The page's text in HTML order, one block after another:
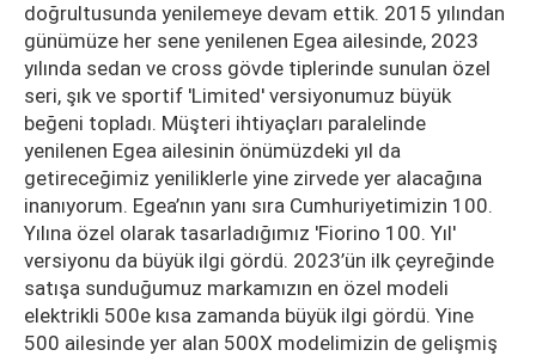
doğrultusunda yenilemeye devam ettik. 2015 yılından
günümüze her sene yenilenen Egea ailesinde, 2023
yılında sedan ve cross gövde tiplerinde sunulan özel
seri, şık ve sportif 'Limited' versiyonumuz büyük
beğeni topladı. Müşteri ihtiyaçları paralelinde
yenilenen Egea ailesinin önümüzdeki yıl da
getireceğimiz yeniliklerle yine zirvede yer alacağına
inanıyorum. Egea’nın yanı sıra Cumhuriyetimizin 100.
Yılına özel olarak tasarladığımız 'Fiorino 100. Yıl'
versiyonu da büyük ilgi gördü. 2023’ün ilk çeyreğinde
satışa sunduğumuz markamızın en özel modeli
elektrikli 500e kısa zamanda büyük ilgi gördü. Yine
500 ailesinde yer alan 500X modelimizin de gelişmiş